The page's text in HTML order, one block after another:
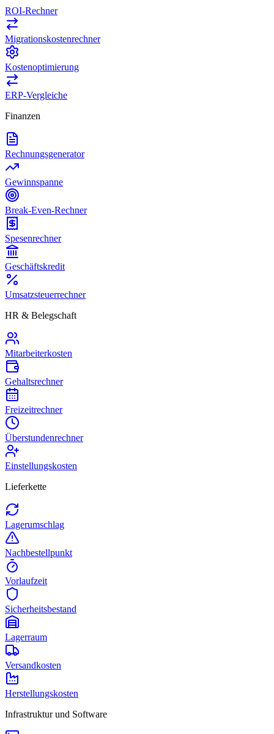
ROI-Rechner
Migrationskostenrechner
Kostenoptimierung
ERP-Vergleiche
Finanzen
Rechnungsgenerator
Gewinnspanne
Break-Even-Rechner
Spesenrechner
Geschäftskredit
Umsatzsteuerrechner
HR & Belegschaft
Mitarbeiterkosten
Gehaltsrechner
Freizeitrechner
Überstundenrechner
Einstellungskosten
Lieferkette
Lagerumschlag
Nachbestellpunkt
Vorlaufzeit
Sicherheitsbestand
Lagerraum
Versandkosten
Herstellungskosten
Infrastruktur und Software